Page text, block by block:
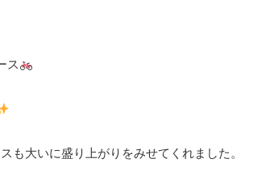
ス
も大いに盛り上がりをみせてくれました。